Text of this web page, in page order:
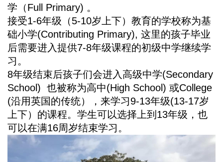
学（Full Primary) 。
接受1-6年级（5-10岁上下）教育的学校称为基
础小学(Contributing Primary), 这里的孩子毕业
后需要进入提供7-8年级课程的初级中学继续学
习。
8年级结束后孩子们会进入高级中学(Secondary
School) 也被称为高中(High School) 或College
(沿用英国的传统），来学习9-13年级(13-17岁
上下）的课程。学生可以选择上到13年级，也
可以在满16周岁结束学习。